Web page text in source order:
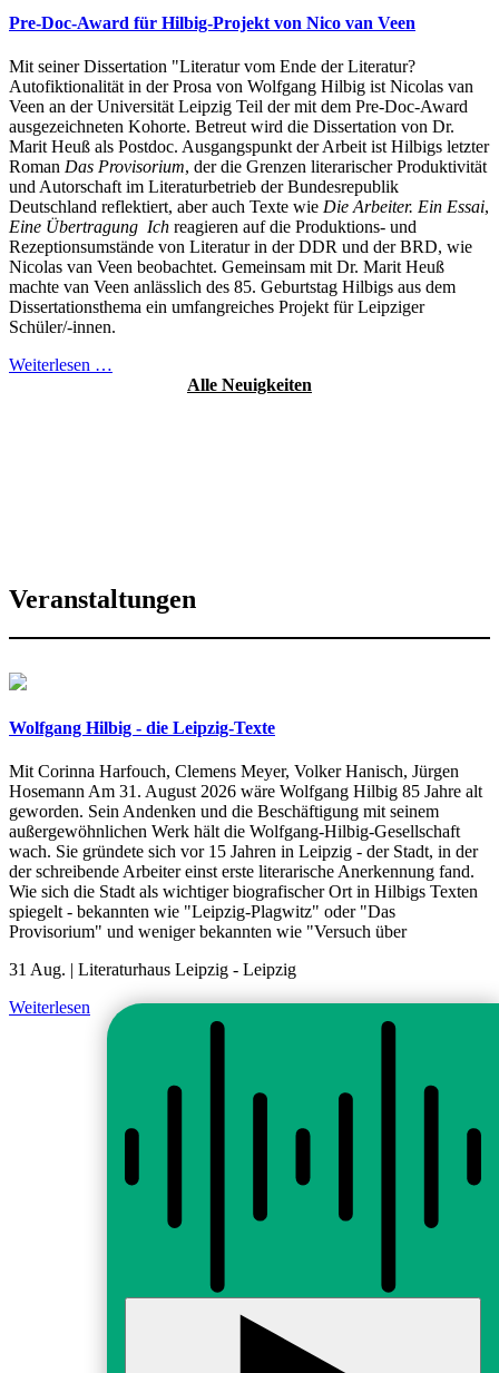
Pre-Doc-Award für Hilbig-Projekt von Nico van Veen
Mit seiner Dissertation "Literatur vom Ende der Literatur?
Autofiktionalität in der Prosa von Wolfgang Hilbig ist Nicolas van
Veen an der Universität Leipzig Teil der mit dem Pre-Doc-Award
ausgezeichneten Kohorte. Betreut wird die Dissertation von Dr.
Marit Heuß als Postdoc. Ausgangspunkt der Arbeit ist Hilbigs letzter
Roman Das Provisorium, der die Grenzen literarischer Produktivität
und Autorschaft im Literaturbetrieb der Bundesrepublik
Deutschland reflektiert, aber auch Texte wie Die Arbeiter. Ein Essai,
Eine Übertragung Ich reagieren auf die Produktions- und
Rezeptionsumstände von Literatur in der DDR und der BRD, wie
Nicolas van Veen beobachtet. Gemeinsam mit Dr. Marit Heuß
machte van Veen anlässlich des 85. Geburtstag Hilbigs aus dem
Dissertationsthema ein umfangreiches Projekt für Leipziger
Schüler/-innen.
Weiterlesen …
Alle Neuigkeiten
Veranstaltungen
Wolfgang Hilbig - die Leipzig-Texte
Mit Corinna Harfouch, Clemens Meyer, Volker Hanisch, Jürgen
Hosemann Am 31. August 2026 wäre Wolfgang Hilbig 85 Jahre alt
geworden. Sein Andenken und die Beschäftigung mit seinem
außergewöhnlichen Werk hält die Wolfgang-Hilbig-Gesellschaft
wach. Sie gründete sich vor 15 Jahren in Leipzig - der Stadt, in der
der schreibende Arbeiter einst erste literarische Anerkennung fand.
Wie sich die Stadt als wichtiger biografischer Ort in Hilbigs Texten
spiegelt - bekannten wie "Leipzig-Plagwitz" oder "Das
Provisorium" und weniger bekannten wie "Versuch über
31 Aug. | Literaturhaus Leipzig - Leipzig
Weiterlesen
fab fa-instagram
fab fa-youtube